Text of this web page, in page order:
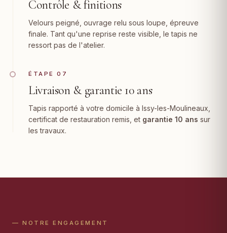
Contrôle & finitions
Velours peigné, ouvrage relu sous loupe, épreuve
finale. Tant qu'une reprise reste visible, le tapis ne
ressort pas de l'atelier.
ÉTAPE 07
Livraison & garantie 10 ans
Tapis rapporté à votre domicile à Issy-les-Moulineaux,
certificat de restauration remis, et garantie 10 ans sur
les travaux.
— NOTRE ENGAGEMENT